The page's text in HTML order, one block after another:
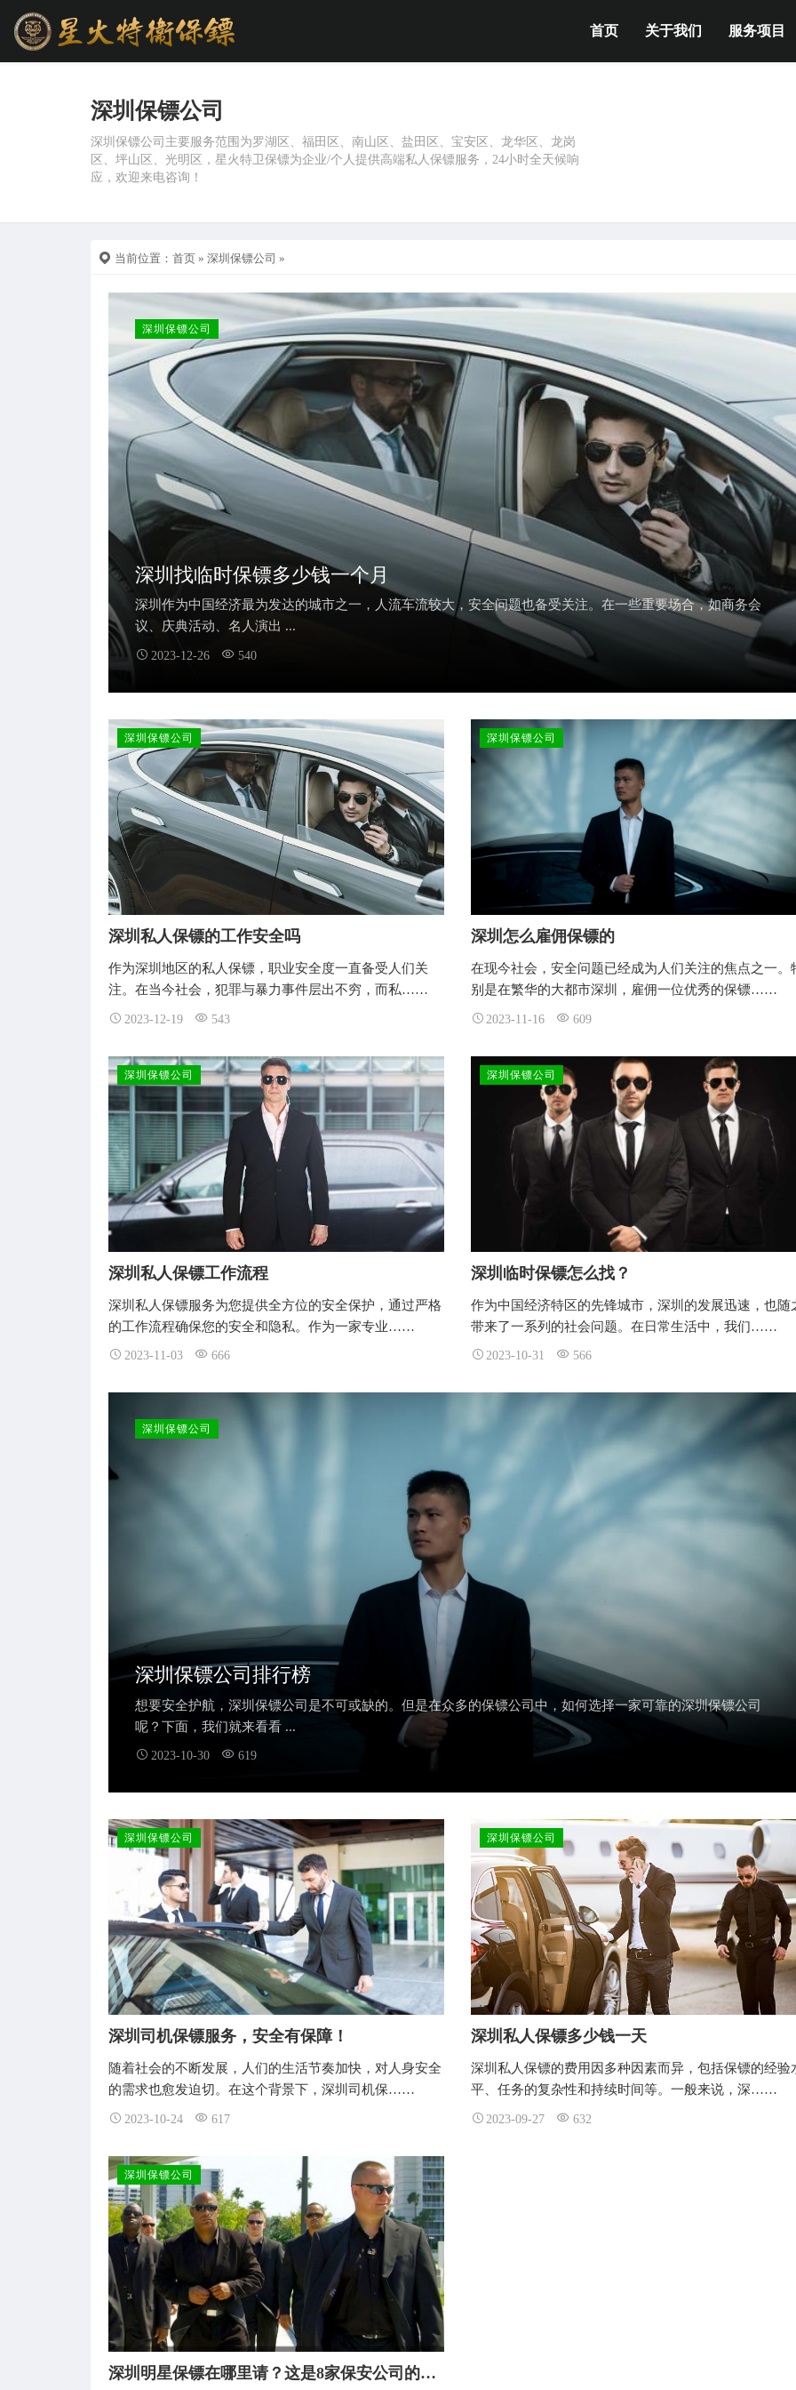
首页 关于我们 服务项目
深圳保镖公司
深圳保镖公司主要服务范围为罗湖区、福田区、南山区、盐田区、宝安区、龙华区、龙岗
区、坪山区、光明区，星火特卫保镖为企业/个人提供高端私人保镖服务，24小时全天候响
应，欢迎来电咨询！
当前位置： 首页 » 深圳保镖公司 »
深圳找临时保镖多少钱一个月
深圳作为中国经济最为发达的城市之一，人流车流较大，安全问题也备受关注。在一些重要场合，如商务会
议、庆典活动、名人演出 ...
2023-12-26 540
深圳保镖公司
深圳私人保镖的工作安全吗
作为深圳地区的私人保镖，职业安全度一直备受人们关
注。在当今社会，犯罪与暴力事件层出不穷，而私……
2023-12-19 543
深圳保镖公司
深圳怎么雇佣保镖的
在现今社会，安全问题已经成为人们关注的焦点之一。
别是在繁华的大都市深圳，雇佣一位优秀的保镖……
2023-11-16 609
深圳保镖公司
深圳私人保镖工作流程
深圳私人保镖服务为您提供全方位的安全保护，通过严格
的工作流程确保您的安全和隐私。作为一家专业……
2023-11-03 666
深圳保镖公司
深圳临时保镖怎么找？
作为中国经济特区的先锋城市，深圳的发展迅速，也随
带来了一系列的社会问题。在日常生活中，我们……
2023-10-31 566
深圳保镖公司
深圳保镖公司排行榜
想要安全护航，深圳保镖公司是不可或缺的。但是在众多的保镖公司中，如何选择一家可靠的深圳保镖公司
呢？下面，我们就来看看 ...
2023-10-30 619
深圳保镖公司
深圳司机保镖服务，安全有保障！
随着社会的不断发展，人们的生活节奏加快，对人身安全
的需求也愈发迫切。在这个背景下，深圳司机保……
2023-10-24 617
深圳保镖公司
深圳私人保镖多少钱一天
深圳私人保镖的费用因多种因素而异，包括保镖的经验
平、任务的复杂性和持续时间等。一般来说，深……
2023-09-27 632
深圳保镖公司
深圳明星保镖在哪里请？这是8家保安公司的选择
深圳保镖公司